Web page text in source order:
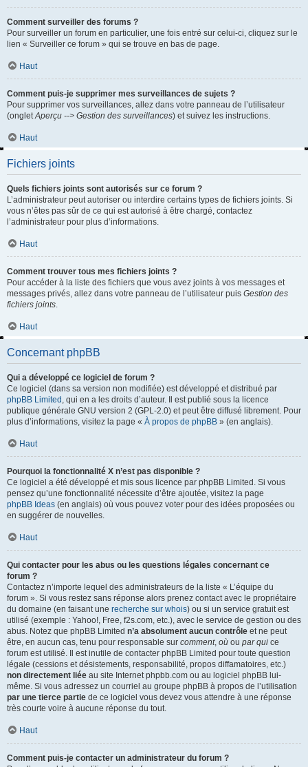
Comment surveiller des forums ?
Pour surveiller un forum en particulier, une fois entré sur celui-ci, cliquez sur le
lien « Surveiller ce forum » qui se trouve en bas de page.
Haut
Comment puis-je supprimer mes surveillances de sujets ?
Pour supprimer vos surveillances, allez dans votre panneau de l’utilisateur
(ongletAperçu --> Gestion des surveillances) et suivez les instructions.
Haut
Fichiers joints
Quels fichiers joints sont autorisés sur ce forum ?
L’administrateur peut autoriser ou interdire certains types de fichiers joints. Si
vous n’êtes pas sûr de ce qui est autorisé à être chargé, contactez
l’administrateur pour plus d’informations.
Haut
Comment trouver tous mes fichiers joints ?
Pour accéder à la liste des fichiers que vous avez joints à vos messages et
messages privés, allez dans votre panneau de l’utilisateur puis Gestion des
fichiers joints.
Haut
Concernant phpBB
Qui a développé ce logiciel de forum ?
Ce logiciel (dans sa version non modifiée) est développé et distribué par
phpBB Limited , qui en a les droits d’auteur. Il est publié sous la licence
publique générale GNU version 2 (GPL-2.0) et peut être diffusé librement. Pour
plus d’informations, visitez la page « À propos de phpBB » (en anglais).
Haut
Pourquoi la fonctionnalité X n’est pas disponible ?
Ce logiciel a été développé et mis sous licence par phpBB Limited. Si vous
pensez qu’une fonctionnalité nécessite d’être ajoutée, visitez la page
phpBB Ideas (en anglais) où vous pouvez voter pour des idées proposées ou
en suggérer de nouvelles.
Haut
Qui contacter pour les abus ou les questions légales concernant ce
forum ?
Contactez n’importe lequel des administrateurs de la liste « L’équipe du
forum ». Si vous restez sans réponse alors prenez contact avec le propriétaire
du domaine (en faisant une recherche sur whois) ou si un service gratuit est
utilisé (exemple : Yahoo!, Free, f2s.com, etc.), avec le service de gestion ou des
abus. Notez que phpBB Limited n’a absolument aucun contrôle et ne peut
être, en aucun cas, tenu pour responsable sur comment, où ou par qui ce
forum est utilisé. Il est inutile de contacter phpBB Limited pour toute question
légale (cessions et désistements, responsabilité, propos diffamatoires, etc.)
non directement liée au site Internet phpbb.com ou au logiciel phpBB lui-
même. Si vous adressez un courriel au groupe phpBB à propos de l’utilisation
par une tierce partie de ce logiciel vous devez vous attendre à une réponse
très courte voire à aucune réponse du tout.
Haut
Comment puis-je contacter un administrateur du forum ?